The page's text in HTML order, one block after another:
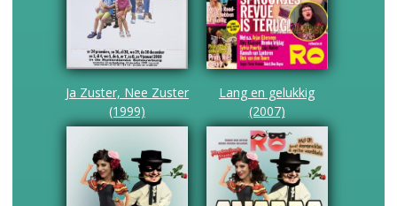
Ja Zuster, Nee Zuster
(1999)
Lang en gelukkig
(2007)